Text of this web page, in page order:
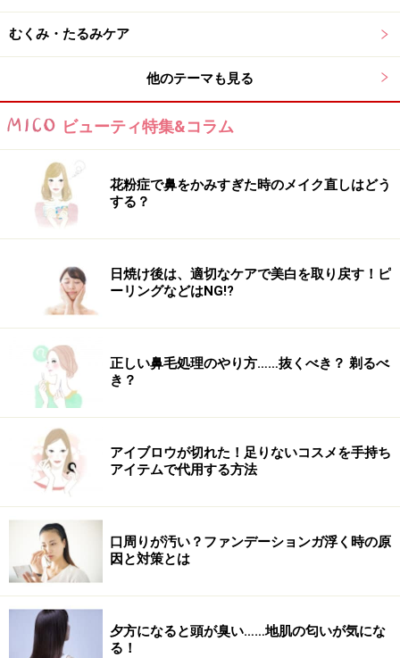
むくみ・たるみケア
他のテーマも見る
ビューティ特集&コラム
花粉症で鼻をかみすぎた時のメイク直しはどう
する？
日焼け後は、適切なケアで美白を取り戻す！ピ
ーリングなどはNG!?
正しい鼻毛処理のやり方……抜くべき？ 剃るべ
き？
アイブロウが切れた！足りないコスメを手持ち
アイテムで代用する方法
口周りが汚い？ファンデーションガ浮く時の原
因と対策とは
夕方になると頭が臭い……地肌の匂いが気にな
る！